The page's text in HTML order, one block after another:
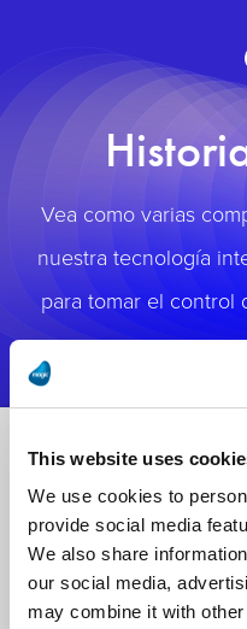
This website uses
We use cookies to
provide social media
We also share
our social media,
may combine it with
Vea como varias
nuestra tecnología
para tomar el control